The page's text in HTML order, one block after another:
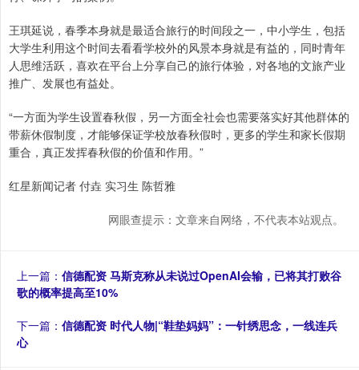
王琪延说，春季本身就是最适合旅行的时间段之一，中小学生，包括
大学生利用这个时间去看看学校外的风景本身就是有益的，同时青年
人思维活跃，喜欢在平台上分享自己的旅行体验，对各地的文旅产业
推广、发展也有益处。
“一方面为学生设置春秋假，另一方面全社会也需要落实好其他群体的
带薪休假制度，才能够保证学校放春秋假时，更多的学生和家长假期
重合，真正发挥春秋假的价值和作用。”
红星新闻记者 付垚 实习生 陈哲雅
网眼查提示：文章来自网络，不代表本站观点。
上一篇： 信德配资 马斯克称从未说过OpenAI会输，已将其打败谷
歌的概率提高至10%
下一篇： 信德配资 时代人物|“鞋垫妈妈”：一针绣思念，一线连兵
心